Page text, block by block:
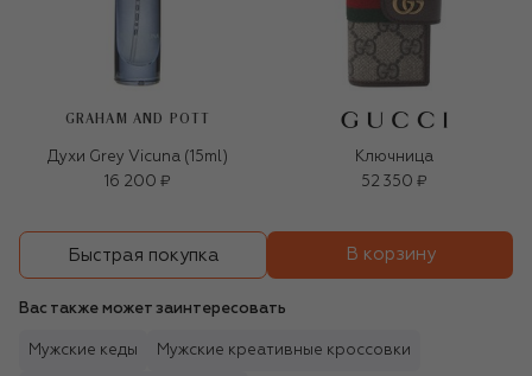
GRAHAM AND POTT
Духи Grey Vicuna (15ml)
16 200 ₽
Ключница
52 350 ₽
Быстрая покупка В корзину
Вас также может заинтересовать
Мужские кеды Мужские креативные кроссовки